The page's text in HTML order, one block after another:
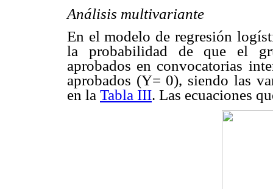
Análisis multivariante
En el modelo de regresión
la probabilidad de que el
aprobados en convocatorias
aprobados (Y= 0), siendo las
en la Tabla III. Las ecuaciones